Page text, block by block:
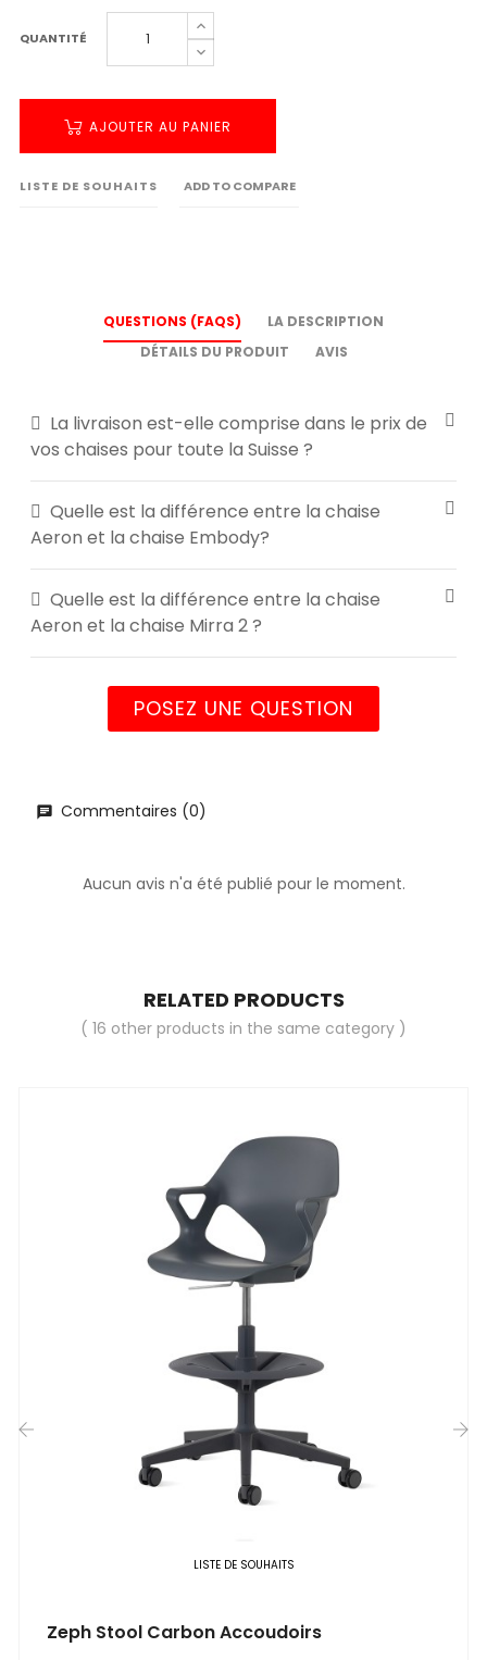
QUANTITÉ
AJOUTER AU PANIER
LISTE DE SOUHAITS ADD TO COMPARE
QUESTIONS (FAQS)
LA DESCRIPTION
DÉTAILS DU PRODUIT
AVIS
La livraison est-elle comprise dans le prix de
vos chaises pour toute la Suisse ?
Quelle est la différence entre la chaise
Aeron et la chaise Embody?
Quelle est la différence entre la chaise
Aeron et la chaise Mirra 2 ?
POSEZ UNE QUESTION
Commentaires (0)
Aucun avis n'a été publié pour le moment.
RELATED PRODUCTS
( 16 other products in the same category )
LISTE DE SOUHAITS
Zeph Stool Carbon Accoudoirs